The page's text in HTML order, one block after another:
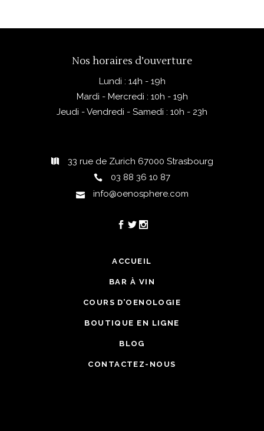
Nos horaires d’ouverture
Lundi : 14h - 19h
Mardi - Mercredi : 10h - 19h
Jeudi - Vendredi - Samedi : 10h - 23h
33 rue de Zurich 67000 Strasbourg
03 88 36 10 87
info@oenosphere.com
ACCUEIL
BAR À VIN
COURS D’OENOLOGIE
BOUTIQUE EN LIGNE
BLOG
CONTACTEZ-NOUS